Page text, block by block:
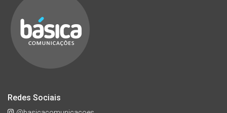
Redes Sociais